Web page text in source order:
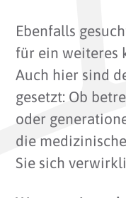
Ebenfalls
für ein weiteres
Auch hier sind
gesetzt: Ob
oder
die
Sie sich